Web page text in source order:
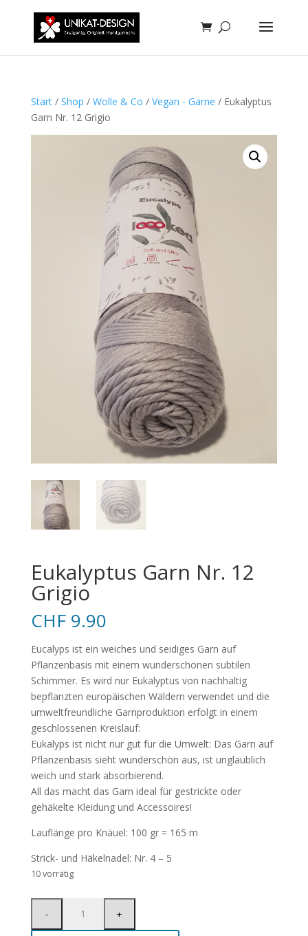
Start/ Shop / Wolle & Co / Vegan - Garne / Eukalyptus
Garn Nr. 12 Grigio
Eukalyptus Garn Nr. 12
Grigio
CHF9.90
Eucalyps ist ein weiches und seidiges Garn auf
Pflanzenbasis mit einem wunderschönen subtilen
Schimmer. Es wird nur Eukalyptus von nachhaltig
bepflanzten europäischen Wäldern verwendet und die
umweltfreundliche Garnproduktion erfolgt in einem
geschlossenen Kreislauf:
Eukalyps ist nicht nur gut für die Umwelt: Das Garn auf
Pflanzenbasis sieht wunderschön aus, ist unglaublich
weich und stark absorbierend.
All das macht das Garn ideal für gestrickte oder
gehäkelte Kleidung und Accessoires!
Lauflänge pro Knäuel: 100 gr = 165 m
Strick- und Häkelnadel: Nr. 4 – 5
10 vorrätig